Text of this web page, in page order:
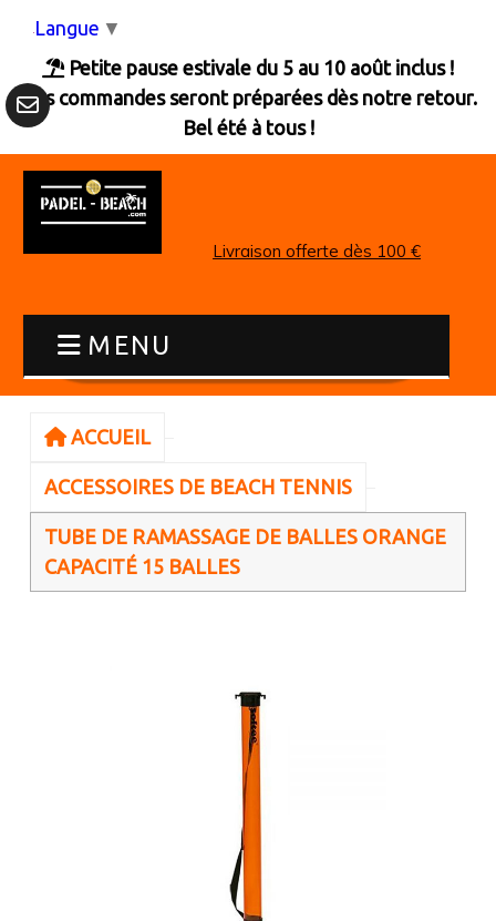
 Petite pause estivale du 5 au 10 août inclus !
Les commandes seront préparées dès notre retour.
Bel été à tous !
Livraison offerte dès 100 €
MENU
ACCUEIL
ACCESSOIRES DE BEACH TENNIS
TUBE DE RAMASSAGE DE BALLES ORANGE
CAPACITÉ 15 BALLES
Langue ▼